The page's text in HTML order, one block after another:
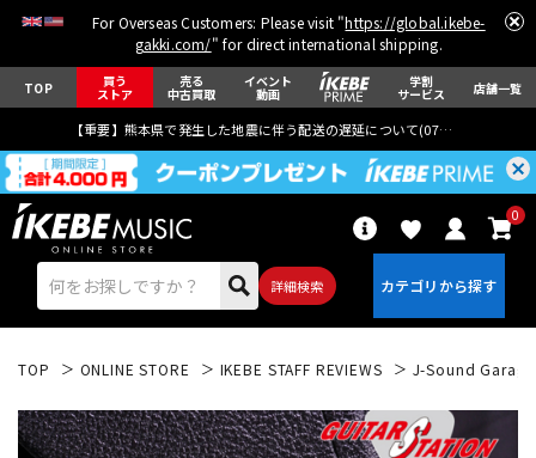
For Overseas Customers: Please visit "https://global.ikebe-
gakki.com/" for direct international shipping.
TOP 買う
ストア
売る
中古買取
イベント
動画
学割
サービス 店舗一覧
【重要】熊本県で発生した地震に伴う配送の遅延について(07月29日
詳細検索
0
TOP ONLINE STORE IKEBE STAFF REVIEWS J-Sound